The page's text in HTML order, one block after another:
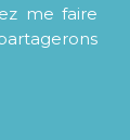
me faire